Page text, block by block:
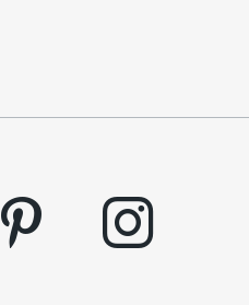
pinterest instagram